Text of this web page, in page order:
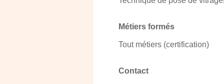
Métiers formés
Tout métiers (certification)
Contact